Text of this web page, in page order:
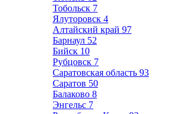
Тобольск 7
Ялуторовск 4
Алтайский край 97
Барнаул 52
Бийск 10
Рубцовск 7
Саратовская область 93
Саратов 50
Балаково 8
Энгельс 7